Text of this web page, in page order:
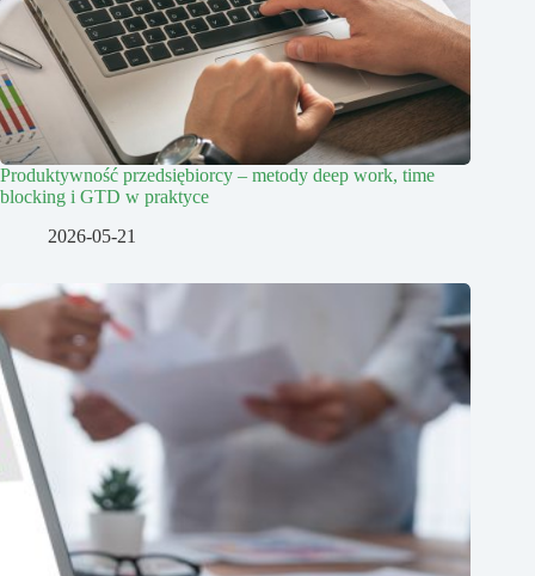
Produktywność przedsiębiorcy – metody deep work, time
blocking i GTD w praktyce
2026-05-21